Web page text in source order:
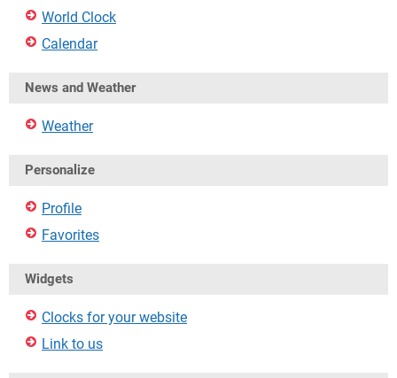
World Clock
Calendar
News and Weather
Weather
Personalize
Profile
Favorites
Widgets
Clocks for your website
Link to us